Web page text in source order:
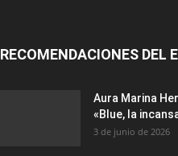
RECOMENDACIONES DEL
Aura Marina
«Blue, la
3 de junio de 2026